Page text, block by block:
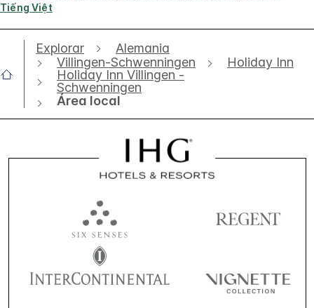
Tiếng Việt
Explorar
Alemania
Villingen-Schwenningen
Holiday Inn
Holiday Inn Villingen -
Schwenningen
Área local